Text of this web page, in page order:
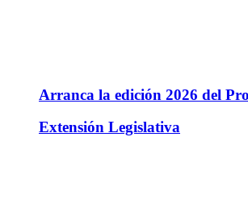
Arranca la edición 2026 del
Extensión Legislativa